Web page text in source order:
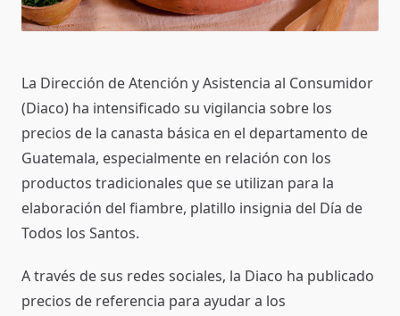
La Dirección de Atención y Asistencia al Consumidor
(Diaco) ha intensificado su vigilancia sobre los
precios de la canasta básica en el departamento de
Guatemala, especialmente en relación con los
productos tradicionales que se utilizan para la
elaboración del fiambre, platillo insignia del Día de
Todos los Santos.
A través de sus redes sociales, la Diaco ha publicado
precios de referencia para ayudar a los